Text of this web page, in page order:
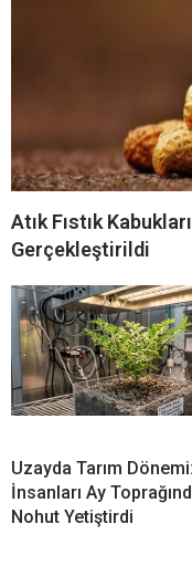
Atık Fıstık
Gerçekleştirildi
Uzayda Tarım
İnsanları Ay
Nohut Yetiştirdi